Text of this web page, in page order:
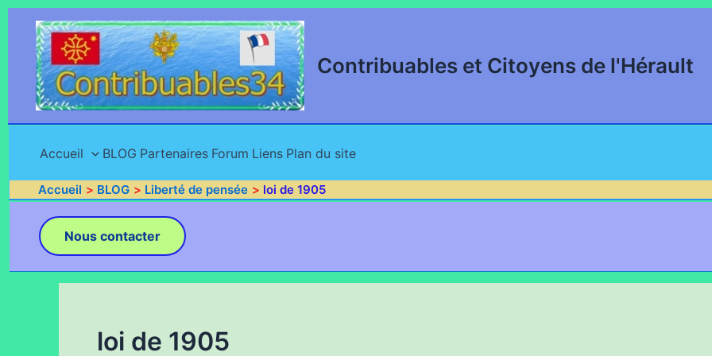
Aller
contenu
Contribuables et Citoyens de l'Hérault
Accueil BLOG Partenaires Forum Liens Plan du site
Accueil BLOG Liberté de pensée loi de 1905
Nous contacter
loi de 1905